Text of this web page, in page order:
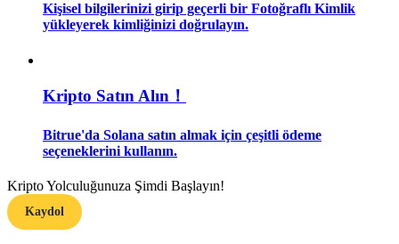
Nasıl kârlı kalabileceğinizi öğrenin
Kişisel bilgilerinizi girip geçerli bir Fotoğraflı Kimlik
yükleyerek kimliğinizi doğrulayın.
Kripto Satın Alın！
Bitrue'da Solana satın almak için çeşitli ödeme
seçeneklerini kullanın.
Kripto Yolculuğunuza Şimdi Başlayın!
Kaydol